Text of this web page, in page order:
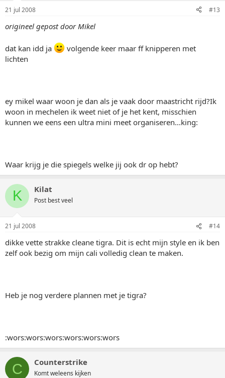
21 jul 2008 #13
origineel gepost door Mikel
dat kan idd ja
volgende keer maar ff knipperen met
lichten
ey mikel waar woon je dan als je vaak door maastricht rijd?Ik
woon in mechelen ik weet niet of je het kent, misschien
kunnen we eens een ultra mini meet organiseren...king:
Waar krijg je die spiegels welke jij ook dr op hebt?
K Kilat
Post best veel
21 jul 2008 #14
dikke vette strakke cleane tigra. Dit is echt mijn style en ik ben
zelf ook bezig om mijn cali volledig clean te maken.
Heb je nog verdere plannen met je tigra?
:wors:wors:wors:wors:wors:wors
C Counterstrike
Komt weleens kijken